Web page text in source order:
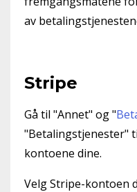
av
Stripe
Gå til "Annet" og "
"Betalingstjenester"
kontoene dine.
Velg Stripe-kontoen